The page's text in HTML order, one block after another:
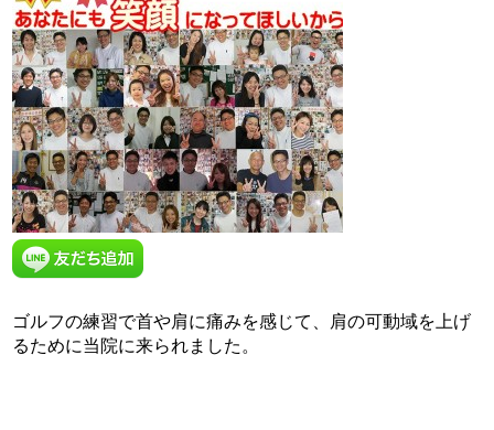
ゴルフの練習で首や肩に痛みを感じて、肩の可動域を上げ
るために当院に来られました。